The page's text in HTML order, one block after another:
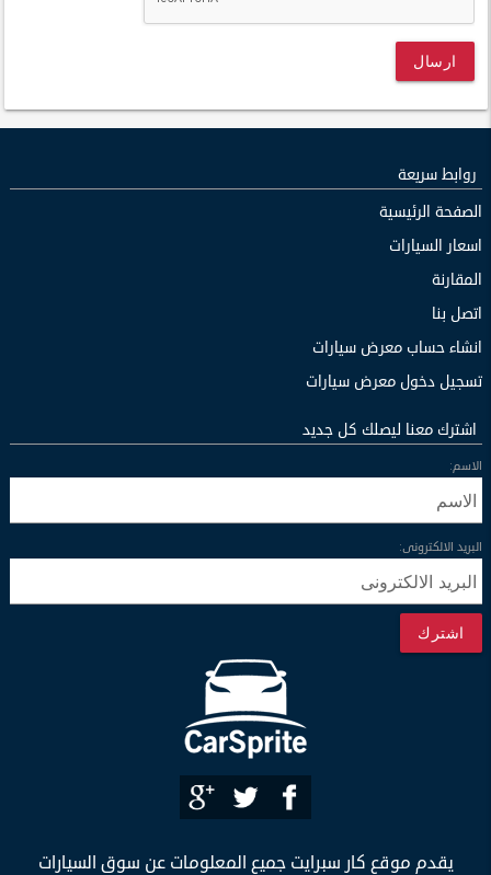
ارسال
روابط سريعة
الصفحة الرئيسية
اسعار السيارات
المقارنة
اتصل بنا
انشاء حساب معرض سيارات
تسجيل دخول معرض سيارات
اشترك معنا ليصلك كل جديد
الاسم:
البريد الالكترونى:
اشترك
يقدم موقع كار سبرايت جميع المعلومات عن سوق السيارات